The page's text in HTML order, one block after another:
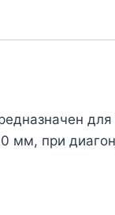
мм, при